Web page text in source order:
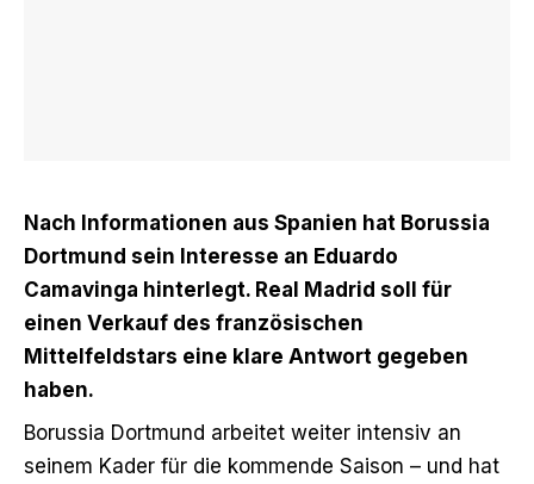
Nach Informationen aus Spanien hat Borussia
Dortmund sein Interesse an Eduardo
Camavinga hinterlegt. Real Madrid soll für
einen Verkauf des französischen
Mittelfeldstars eine klare Antwort gegeben
haben.
Borussia Dortmund arbeitet weiter intensiv an
seinem Kader für die kommende Saison – und hat